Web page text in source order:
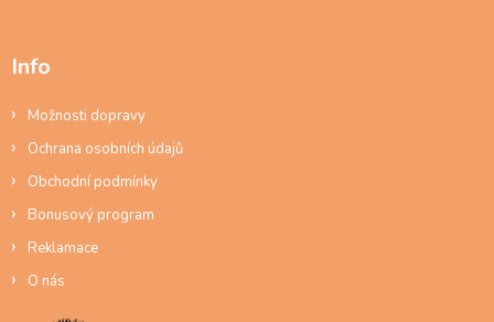
Info
Možnosti dopravy
Ochrana osobních údajů
Obchodní podmínky
Bonusový program
Reklamace
O nás